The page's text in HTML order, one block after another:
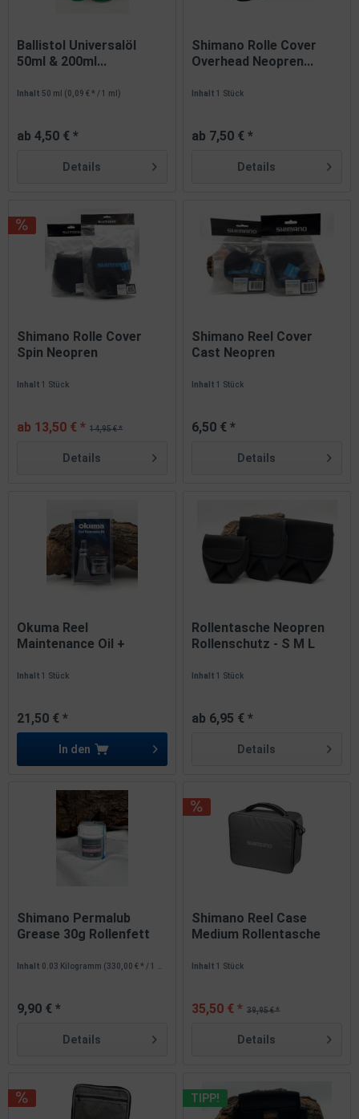
Ballistol Universalöl
50ml & 200ml...
Inhalt 50 ml (0,09 € * / 1 ml)
ab 4,50 € *
Details
Shimano Rolle Cover
Overhead Neopren...
Inhalt1 Stück
ab 7,50 € *
Details
Shimano Rolle Cover
Spin Neopren
Inhalt1 Stück
14,95 € *
ab 13,50 € *
Details
Shimano Reel Cover
Cast Neopren
Inhalt1 Stück
6,50 € *
Details
Okuma Reel
Maintenance Oil +
Inhalt1 Stück
21,50 € *
In den
Rollentasche Neopren
Rollenschutz - S M L
Inhalt1 Stück
ab 6,95 € *
Details
Shimano Permalub
Grease 30g Rollenfett
Inhalt 0.03 Kilogramm (330,00 € * / 1 Kilogramm)
9,90 € *
Details
Shimano Reel Case
Medium Rollentasche
Inhalt1 Stück
39,95 € *
35,50 € *
Details
TIPP!